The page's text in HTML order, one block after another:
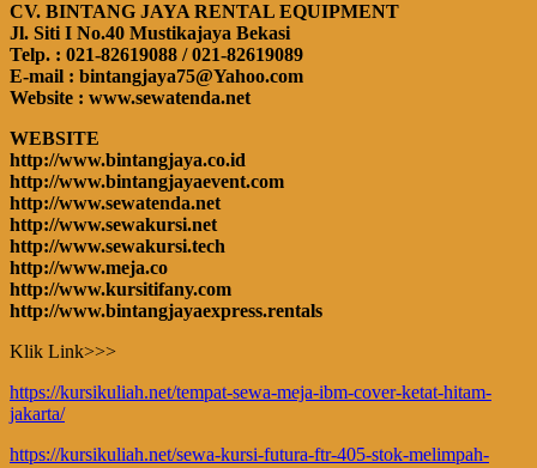
CV. BINTANG JAYA RENTAL EQUIPMENT
Jl. Siti I No.40 Mustikajaya Bekasi
Telp. : 021-82619088 / 021-82619089
E-mail : bintangjaya75@Yahoo.com
Website : www.sewatenda.net
WEBSITE
http://www.bintangjaya.co.id
http://www.bintangjayaevent.com
http://www.sewatenda.net
http://www.sewakursi.net
http://www.sewakursi.tech
http://www.meja.co
http://www.kursitifany.com
http://www.bintangjayaexpress.rentals
Klik Link>>>
https://kursikuliah.net/tempat-sewa-meja-ibm-cover-ketat-hitam-
jakarta/
https://kursikuliah.net/sewa-kursi-futura-ftr-405-stok-melimpah-